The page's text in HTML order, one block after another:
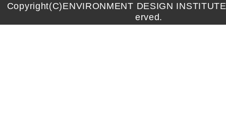
Copyright(C)ENVIRONMENT DESIGN
erved.